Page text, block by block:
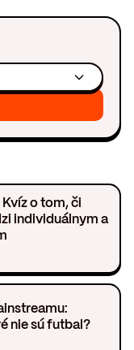
o tom, či
individuálnym a
nie sú futbal?